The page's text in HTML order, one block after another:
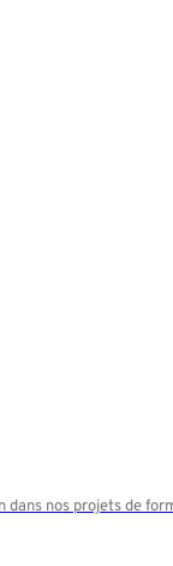
dans nos projets de